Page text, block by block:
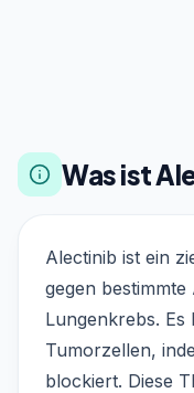
Was ist
Alectinib ist ein
gegen
Lungenkrebs. Es
Tumorzellen,
blockiert. Diese